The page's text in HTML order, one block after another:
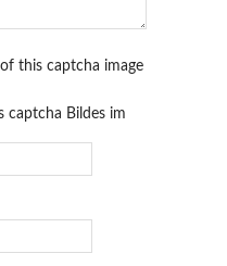
this captcha image